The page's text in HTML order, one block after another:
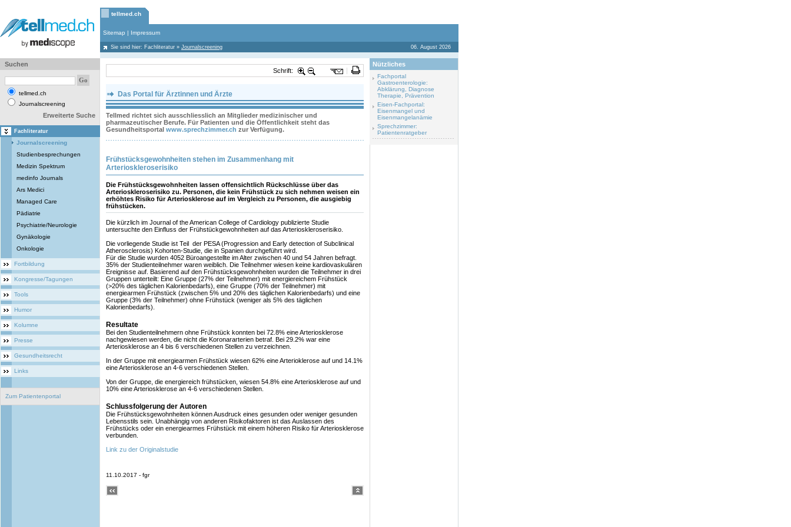
tellmed.ch
Sitemap | Impressum
Sie sind hier: Fachliteratur » Journalscreening 06. August 2026
Suchen
tellmed.ch
Journalscreening
Erweiterte Suche
Fachliteratur
Journalscreening
Studienbesprechungen
Medizin Spektrum
medinfo Journals
Ars Medici
Managed Care
Pädiatrie
Psychiatrie/Neurologie
Gynäkologie
Onkologie
Fortbildung
Kongresse/Tagungen
Tools
Humor
Kolumne
Presse
Gesundheitsrecht
Links
Zum Patientenportal
Schrift:
Das Portal für Ärztinnen und Ärzte
Tellmed richtet sich ausschliesslich an Mitglieder medizinischer und
pharmazeutischer Berufe. Für Patienten und die Öffentlichkeit steht das
Gesundheitsportal www.sprechzimmer.ch zur Verfügung.
Frühstücksgewohnheiten stehen im Zusammenhang mit
Arterioskleroserisiko
Die Frühstücksgewohnheiten lassen offensichtlich Rückschlüsse über das
Arterioskleroserisiko zu. Personen, die kein Frühstück zu sich nehmen weisen ein
erhöhtes Risiko für Arteriosklerose auf im Vergleich zu Personen, die ausgiebig
frühstücken.
Die kürzlich im Journal of the American College of Cardiology publizierte Studie
untersuchte den Einfluss der Frühstückgewohnheiten auf das Arterioskleroserisiko.
Die vorliegende Studie ist Teil der PESA (Progression and Early detection of Subclinical
Atherosclerosis) Kohorten-Studie, die in Spanien durchgeführt wird.
Für die Studie wurden 4052 Büroangestellte im Alter zwischen 40 und 54 Jahren befragt.
35% der Studienteilnehmer waren weiblich. Die Teilnehmer wiesen keine kardiovaskulären
Ereignisse auf. Basierend auf den Frühstücksgewohnheiten wurden die Teilnehmer in drei
Gruppen unterteilt: Eine Gruppe (27% der Teilnehmer) mit energiereichem Frühstück
(>20% des täglichen Kalorienbedarfs), eine Gruppe (70% der Teilnehmer) mit
energiearmen Frühstück (zwischen 5% und 20% des täglichen Kalorienbedarfs) und eine
Gruppe (3% der Teilnehmer) ohne Frühstück (weniger als 5% des täglichen
Kalorienbedarfs).
Resultate
Bei den Studienteilnehmern ohne Frühstück konnten bei 72.8% eine Arteriosklerose
nachgewiesen werden, die nicht die Koronararterien betraf. Bei 29.2% war eine
Arteriosklerose an 4 bis 6 verschiedenen Stellen zu verzeichnen.
In der Gruppe mit energiearmen Frühstück wiesen 62% eine Arterioklerose auf und 14.1%
eine Arteriosklerose an 4-6 verschiedenen Stellen.
Von der Gruppe, die energiereich frühstücken, wiesen 54.8% eine Arteriosklerose auf und
10% eine Arteriosklerose an 4-6 verschiedenen Stellen.
Schlussfolgerung der Autoren
Die Frühstücksgewohnheiten können Ausdruck eines gesunden oder weniger gesunden
Lebensstils sein. Unabhängig von anderen Risikofaktoren ist das Auslassen des
Frühstücks oder ein energiearmes Frühstück mit einem höheren Risiko für Arteriosklerose
verbunden.
Link zu der Originalstudie
11.10.2017 - fgr
Nützliches
Fachportal
Gastroenterologie:
Abklärung, Diagnose
Therapie, Prävention
Eisen-Fachportal:
Eisenmangel und
Eisenmangelanämie
Sprechzimmer:
Patientenratgeber